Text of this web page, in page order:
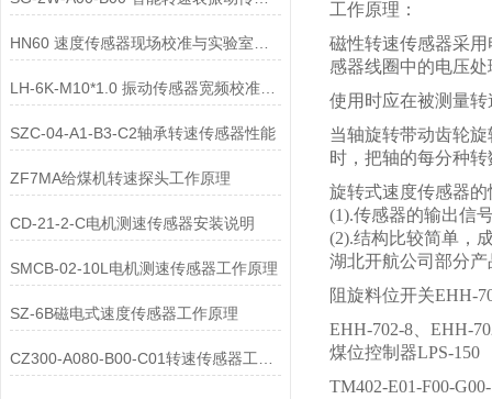
LH-6K-M10*1.0 振动传感器宽频校准方法浅析
SZC-04-A1-B3-C2轴承转速传感器性能
ZF7MA给煤机转速探头工作原理
CD-21-2-C电机测速传感器安装说明
SMCB-02-10L电机测速传感器工作原理
SZ-6B磁电式速度传感器工作原理
工作原理：
磁性转速传感器采
感器线圈中的电压
使用时应在被测量
当轴旋转带动齿轮
时，把轴的每分种
旋转式速度传感器的
(1).传感器的输出信
(2).结构比较简单，
湖北开航公司部分产
阻旋料位开关EHH-
EHH-702-8、EHH-
煤位控制器LPS-150
TM402-E01-F00-